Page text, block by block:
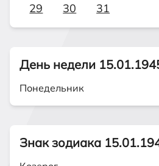
29
30 31
День недели
Понедельник
Знак зодиака